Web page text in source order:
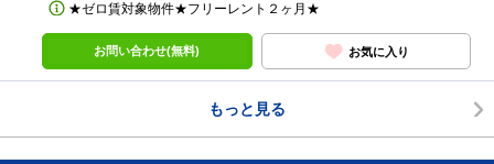
★ゼロ賃対象物件★フリーレント２ヶ月★
お問い合わせ(無料) お気に入り
もっと見る